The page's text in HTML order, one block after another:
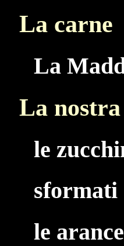
La carne
La
La
le
sformati
le